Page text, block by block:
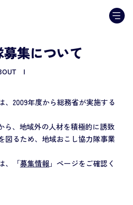
集について
|
、2009年度から総務省が実施する
ら、地域外の人材を積極的に誘致
図るため、地域おこし協力隊事業
、「募集情報」ページをご確認く